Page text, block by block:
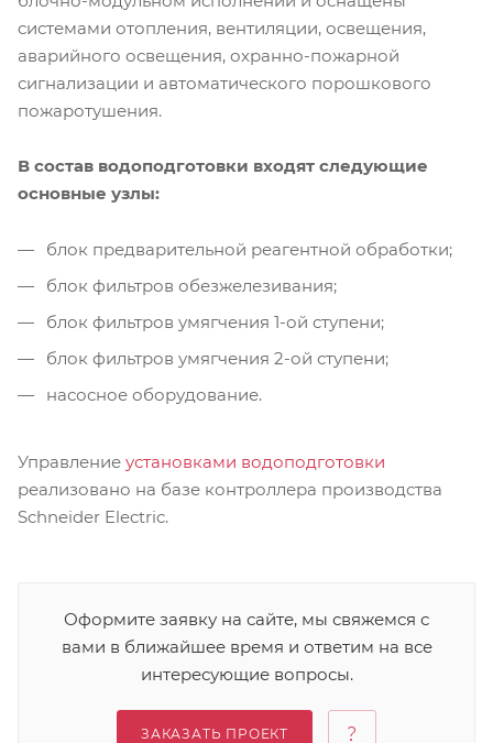
системами отопления, вентиляции, освещения,
аварийного освещения, охранно-пожарной
сигнализации и автоматического порошкового
пожаротушения.
В состав водоподготовки входят следующие
основные узлы:
блок предварительной реагентной обработки;
блок фильтров обезжелезивания;
блок фильтров умягчения 1-ой ступени;
блок фильтров умягчения 2-ой ступени;
насосное оборудование.
Управление установками водоподготовки
реализовано на базе контроллера производства
Schneider Electric.
Оформите заявку на сайте, мы свяжемся с
вами в ближайшее время и ответим на все
интересующие вопросы.
ЗАКАЗАТЬ ПРОЕКТ